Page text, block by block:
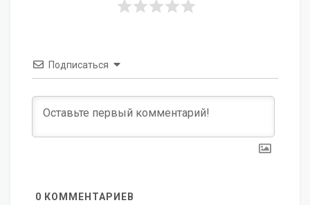
Подписаться
0 КОММЕНТАРИЕВ